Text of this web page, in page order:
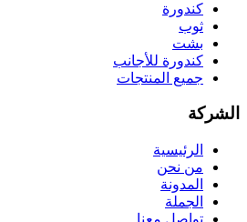
كندورة
ثوب
بشت
كندورة للأجانب
جميع المنتجات
الشركة
الرئيسية
من نحن
المدونة
الجملة
تواصل معنا